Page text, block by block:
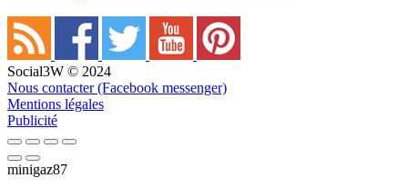
Social3W © 2024
Nous contacter (Facebook messenger)
Mentions légales
Publicité
minigaz87